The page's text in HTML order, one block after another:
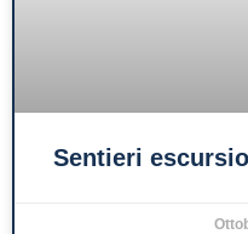
Sentieri